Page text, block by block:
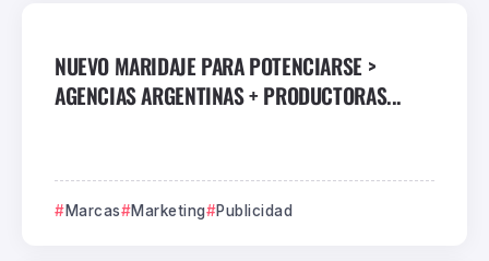
NUEVO MARIDAJE PARA POTENCIARSE >
AGENCIAS ARGENTINAS + PRODUCTORAS...
Marcas Marketing Publicidad